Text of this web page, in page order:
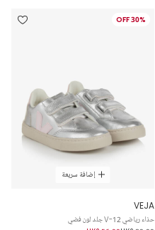
30% OFF
إضافة سريعة
VEJA
حذاء رياضي V-12 جلد لون فضي